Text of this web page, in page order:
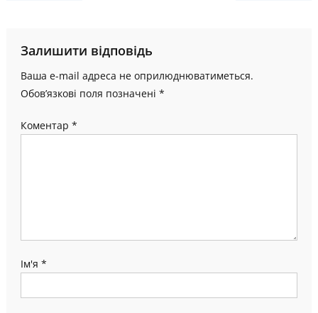
Залишити відповідь
Ваша e-mail адреса не оприлюднюватиметься.
Обов’язкові поля позначені *
Коментар *
Ім'я *